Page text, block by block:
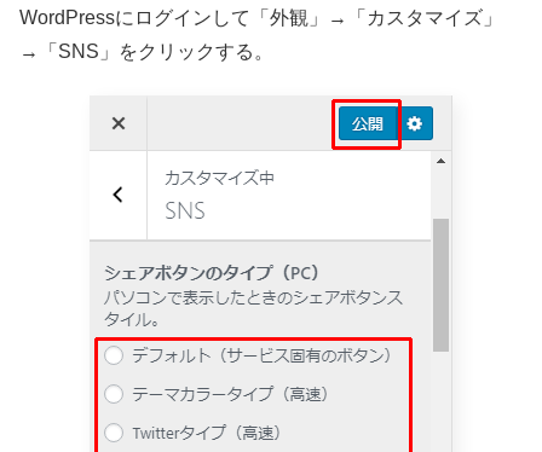
WordPressにログインして「外観」→「カスタマイズ」
→「SNS」をクリックする。